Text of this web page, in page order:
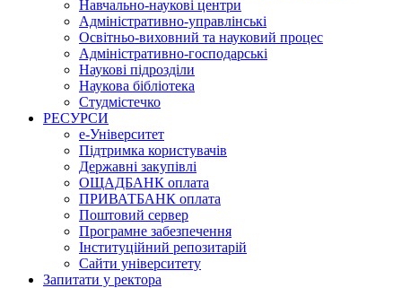
Навчально-наукові центри
Адміністративно-управлінські
Освітньо-виховний та науковий процес
Адміністративно-господарські
Наукові підрозділи
Наукова бібліотека
Студмістечко
РЕСУРСИ
е-Університет
Підтримка користувачів
Державні закупівлі
ОЩАДБАНК оплата
ПРИВАТБАНК оплата
Поштовий сервер
Програмне забезпечення
Інституційний репозитарій
Сайти університету
Запитати у ректора